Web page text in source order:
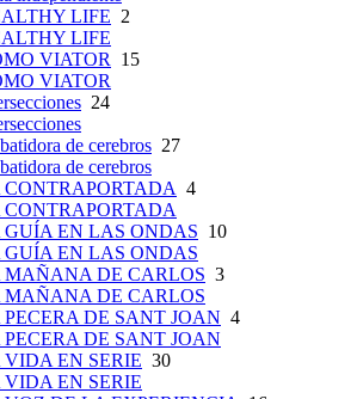
LIFE 2
LIFE
VIATOR
15
VIATOR
24
de cerebros 27
de cerebros
4
GUÍA EN LAS ONDAS 10
GUÍA EN LAS ONDAS
MAÑANA DE CARLOS 3
MAÑANA DE CARLOS
DE SANT JOAN 4
DE SANT JOAN
EN SERIE 30
EN SERIE